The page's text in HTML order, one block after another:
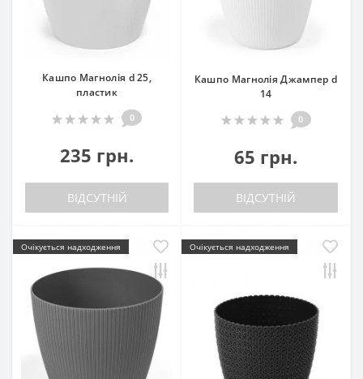
Кашпо Магнолія d 25,
пластик
0
235 грн.
ВІДСУТНІЙ
Кашпо Магнолія Джампер d
14
0
65 грн.
ВІДСУТНІЙ
Очікується надходження Очікується надходження